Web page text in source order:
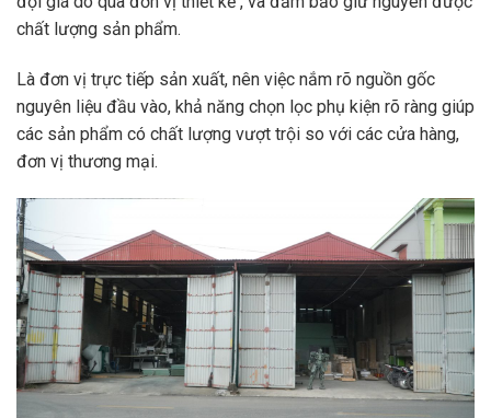
chất lượng sản phẩm.
Là đơn vị trực tiếp sản xuất, nên việc nắm rõ nguồn gốc
nguyên liệu đầu vào, khả năng chọn lọc phụ kiện rõ ràng giúp
các sản phẩm có chất lượng vượt trội so với các cửa hàng,
đơn vị thương mại.